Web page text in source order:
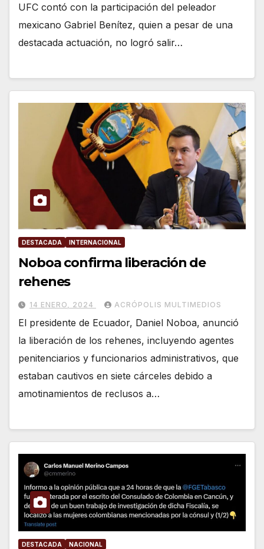
UFC contó con la participación del peleador
mexicano Gabriel Benítez, quien a pesar de una
destacada actuación, no logró salir…
DESTACADA INTERNACIONAL
Noboa confirma liberación de
rehenes
14 ENERO, 2024 ACRÓPOLIS MULTIMEDIOS
El presidente de Ecuador, Daniel Noboa, anunció
la liberación de los rehenes, incluyendo agentes
penitenciarios y funcionarios administrativos, que
estaban cautivos en siete cárceles debido a
amotinamientos de reclusos a…
DESTACADA NACIONAL